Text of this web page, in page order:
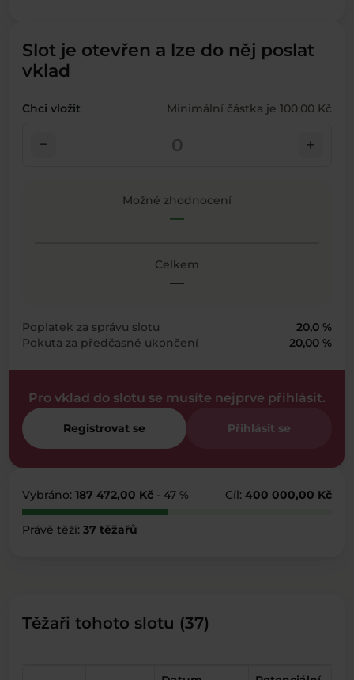
Slot je otevřen a lze do něj poslat
vklad
Chci vložit Minimální částka je 100,00 Kč
check_indeterminate_small add
Možné zhodnocení
—
Celkem
—
Poplatek za správu slotu
20,0 %
Pokuta za předčasné ukončení
20,00 %
Pro vklad do slotu se musíte nejprve přihlásit.
Registrovat se Přihlásit se
Vybráno: 187 472,00 Kč - 47 % Cíl: 400 000,00 Kč
Právě těží: 37 těžařů
Těžaři tohoto slotu (37)